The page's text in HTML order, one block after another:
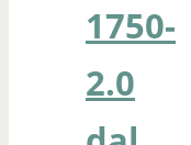
1750-
2.0